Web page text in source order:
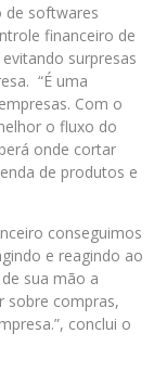
de softwares
financeiro de
surpresas
“É uma
Com o
o fluxo do
onde cortar
de produtos e
conseguimos
e reagindo ao
sua mão a
sobre compras,
conclui o